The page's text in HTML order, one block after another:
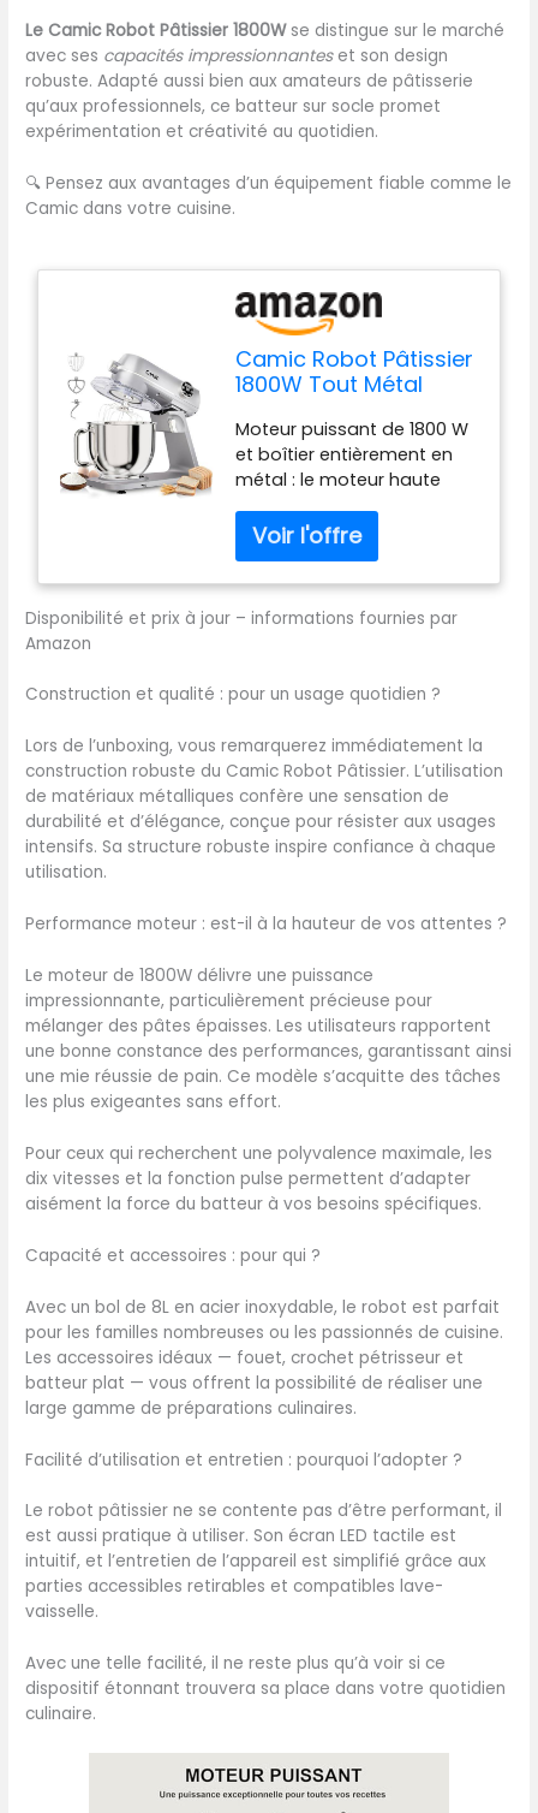
Le Camic Robot Pâtissier 1800Wse distingue sur le marché
avec ses capacités impressionnanteset son design
robuste. Adapté aussi bien aux amateurs de pâtisserie
qu’aux professionnels, ce batteur sur socle promet
expérimentation et créativité au quotidien.
🔍 Pensez aux avantages d’un équipement fiable comme le
Camic dans votre cuisine.
Camic Robot Pâtissier
1800W Tout Métal
Vitesses, Écran LED
Tactile, Minuterie,
Batteur à Pâte Avec
Fouet, Crochet
Pétrisseur et Batteur
Pour la Préparation de
Gâteaux et Pains
Moteur puissant de 1800 W
et boîtier entièrement en
métal : le moteur haute
permet de réaliser
efficacement une pâte
parfaite. Le boîtier
entièrement en métal rend
la machine robuste et
un design attrayant.
Contrôle tactile LED
facile : dix niveaux de
vitesse, un écran tactile et
une minuterie numérique
LED facilitent la préparation
de chaque recette. Cette
pâte à pain, les pâtes
crème fouettée et est
parfaitement adaptable à
différents ingrédients. Kit
d'accessoires mélangeurs
multifonctions : comprend
un crochet pétrisseur, un
trois embouts
multifonctionnels du robot
de cuisine Camic vous
pâte à pizza, préparer la
crème et les blancs d'œufs,
tout est possible. La
protection anti-
éclaboussures avec bec
verseur facilite l'ajout
cuisine propre. Bol
grande capacité, poignée
et tête inclinable : ce
récipient mixeur de 8 l en
acier inoxydable dispose
récipients et les
accessoires peuvent être
mixeur en acier inoxydable
est parfait pour les repas
Disponibilité et prix à jour – informations fournies par
Amazon
Construction et qualité : pour un usage quotidien ?
Lors de l’unboxing, vous remarquerez immédiatement la
construction robuste du Camic Robot Pâtissier. L’utilisation
de matériaux métalliques confère une sensation de
durabilité et d’élégance, conçue pour résister aux usages
intensifs. Sa structure robuste inspire confiance à chaque
utilisation.
Performance moteur : est-il à la hauteur de vos attentes ?
Le moteur de 1800W délivre une puissance
impressionnante, particulièrement précieuse pour
mélanger des pâtes épaisses. Les utilisateurs rapportent
une bonne constance des performances, garantissant ainsi
une mie réussie de pain. Ce modèle s’acquitte des tâches
les plus exigeantes sans effort.
Pour ceux qui recherchent une polyvalence maximale, les
dix vitesses et la fonction pulse permettent d’adapter
aisément la force du batteur à vos besoins spécifiques.
Capacité et accessoires : pour qui ?
Avec un bol de 8L en acier inoxydable, le robot est parfait
pour les familles nombreuses ou les passionnés de cuisine.
Les accessoires idéaux — fouet, crochet pétrisseur et
batteur plat — vous offrent la possibilité de réaliser une
large gamme de préparations culinaires.
Facilité d’utilisation et entretien : pourquoi l’adopter ?
Le robot pâtissier ne se contente pas d’être performant, il
est aussi pratique à utiliser. Son écran LED tactile est
intuitif, et l’entretien de l’appareil est simplifié grâce aux
parties accessibles retirables et compatibles lave-
vaisselle.
Avec une telle facilité, il ne reste plus qu’à voir si ce
dispositif étonnant trouvera sa place dans votre quotidien
culinaire.